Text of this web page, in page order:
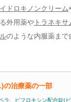
ドロキノンクリーム
外用薬やトラネキサ
のような内服薬まで
治療薬の一部
ラ、ビフロキシン配合錠(